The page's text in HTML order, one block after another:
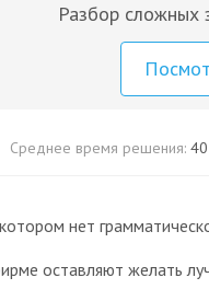
Разбор сложных
Среднее время решения: 40
нет
оставляют желать